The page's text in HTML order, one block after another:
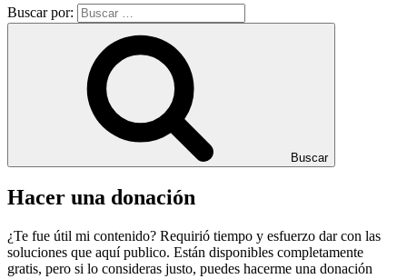
Buscar por:
Buscar
Hacer una donación
¿Te fue útil mi contenido? Requirió tiempo y esfuerzo dar con las
soluciones que aquí publico. Están disponibles completamente
gratis, pero si lo consideras justo, puedes hacerme una donación